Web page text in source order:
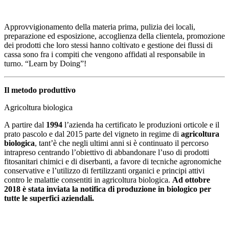
Approvvigionamento della materia prima, pulizia dei locali,
preparazione ed esposizione, accoglienza della clientela, promozione
dei prodotti che loro stessi hanno coltivato e gestione dei flussi di
cassa sono fra i compiti che vengono affidati al responsabile in
turno. “Learn by Doing”!
Il metodo produttivo
Agricoltura biologica
A partire dal 1994 l’azienda ha certificato le produzioni orticole e il
prato pascolo e dal 2015 parte del vigneto in regime di agricoltura
biologica, tant’è che negli ultimi anni si è continuato il percorso
intrapreso centrando l’obiettivo di abbandonare l’uso di prodotti
fitosanitari chimici e di diserbanti, a favore di tecniche agronomiche
conservative e l’utilizzo di fertilizzanti organici e principi attivi
contro le malattie consentiti in agricoltura biologica. Ad ottobre
2018 è stata inviata la notifica di produzione in biologico per
tutte le superfici aziendali.